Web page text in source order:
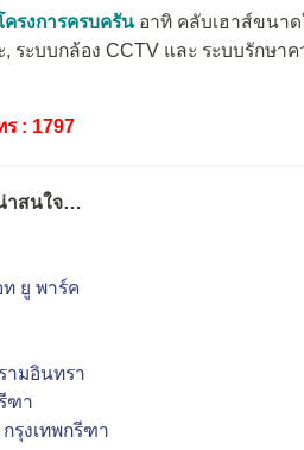
รงการครบครัน อาทิ คลับเฮาส์ขนาด
ระบบกล้อง CCTV และ ระบบรักษา
ร : 1797
าสนใจ…
ยู พาร์ค
ามอินทรา
ฑา
รุงเทพกรีฑา